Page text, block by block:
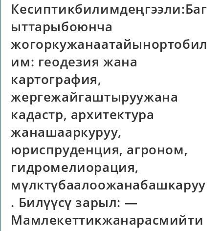
Кесиптикбилимдеңгээли:Баг
ыттарыбоюнча
жогоркужанаатайынортобил
им: геодезия жана
картография,
жергежайгаштыруужана
кадастр, архитектура
жанашааркуруу,
юриспруденция, агроном,
гидромелиорация,
мүлктүбаалоожанабашкаруу
. Билүүсү зарыл: —
Мамлекеттикжанарасмийти